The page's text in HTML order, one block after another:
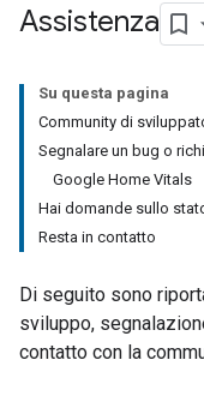
Assistenza
Su questa pagina
Community di
Segnalare un bug o
Google Home Vitals
Hai domande sullo
Resta in contatto
Di seguito sono
sviluppo,
contatto con la